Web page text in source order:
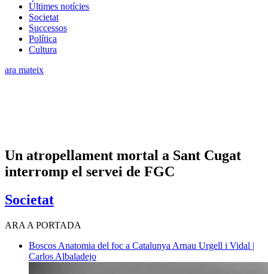
Últimes notícies
Societat
Successos
Política
Cultura
ara mateix
Un atropellament mortal a Sant Cugat
interromp el servei de FGC
Societat
ARA A PORTADA
Boscos Anatomia del foc a Catalunya Arnau Urgell i Vidal |
Carlos Albaladejo